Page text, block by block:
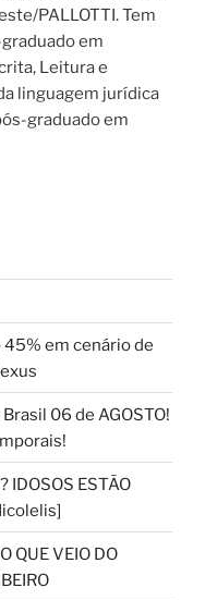
PALLOTTI. Tem
em
Leitura e
linguagem jurídica
graduado em
em cenário de
06 de AGOSTO!
IDOSOS ESTÃO
QUE VEIO DO